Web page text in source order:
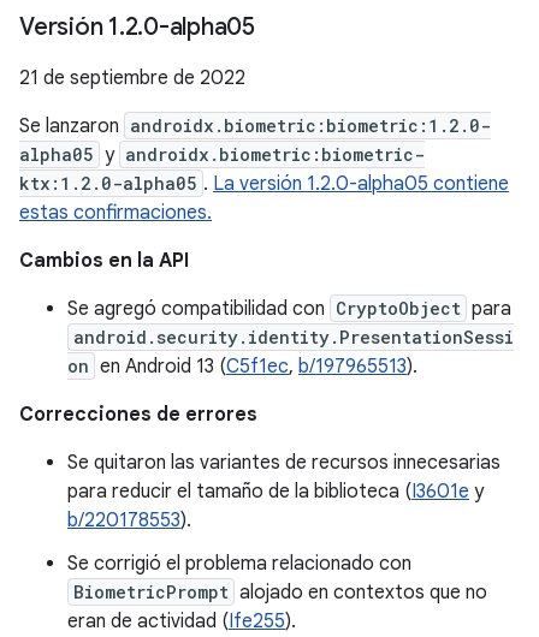
Versión 1.2.0-alpha05
21 de septiembre de 2022
Se lanzaron androidx.biometric:biometric:1.2.0-
alpha05 y androidx.biometric:biometric-
ktx:1.2.0-alpha05 . La versión 1.2.0-alpha05 contiene
estas confirmaciones.
Cambios en la API
Se agregó compatibilidad con CryptoObject para
android.security.identity.PresentationSessi
on en Android 13 (C5f1ec, b/197965513).
Correcciones de errores
Se quitaron las variantes de recursos innecesarias
para reducir el tamaño de la biblioteca (I3601e y
b/220178553).
Se corrigió el problema relacionado con
BiometricPrompt alojado en contextos que no
eran de actividad (Ife255).